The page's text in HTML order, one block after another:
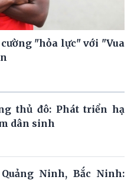
"hỏa lực" với "Vua
thủ đô: Phát triển hạ
dân sinh
Ninh, Bắc Ninh: